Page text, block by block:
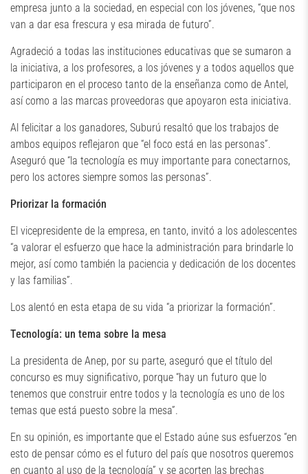
empresa junto a la sociedad, en especial con los jóvenes, “que nos
van a dar esa frescura y esa mirada de futuro”.
Agradeció a todas las instituciones educativas que se sumaron a
la iniciativa, a los profesores, a los jóvenes y a todos aquellos que
participaron en el proceso tanto de la enseñanza como de Antel,
así como a las marcas proveedoras que apoyaron esta iniciativa.
Al felicitar a los ganadores, Suburú resaltó que los trabajos de
ambos equipos reflejaron que “el foco está en las personas”.
Aseguró que “la tecnología es muy importante para conectarnos,
pero los actores siempre somos las personas”.
Priorizar la formación
El vicepresidente de la empresa, en tanto, invitó a los adolescentes
“a valorar el esfuerzo que hace la administración para brindarle lo
mejor, así como también la paciencia y dedicación de los docentes
y las familias”.
Los alentó en esta etapa de su vida “a priorizar la formación”.
Tecnología: un tema sobre la mesa
La presidenta de Anep, por su parte, aseguró que el título del
concurso es muy significativo, porque “hay un futuro que lo
tenemos que construir entre todos y la tecnología es uno de los
temas que está puesto sobre la mesa”.
En su opinión, es importante que el Estado aúne sus esfuerzos “en
esto de pensar cómo es el futuro del país que nosotros queremos
en cuanto al uso de la tecnología” y se acorten las brechas